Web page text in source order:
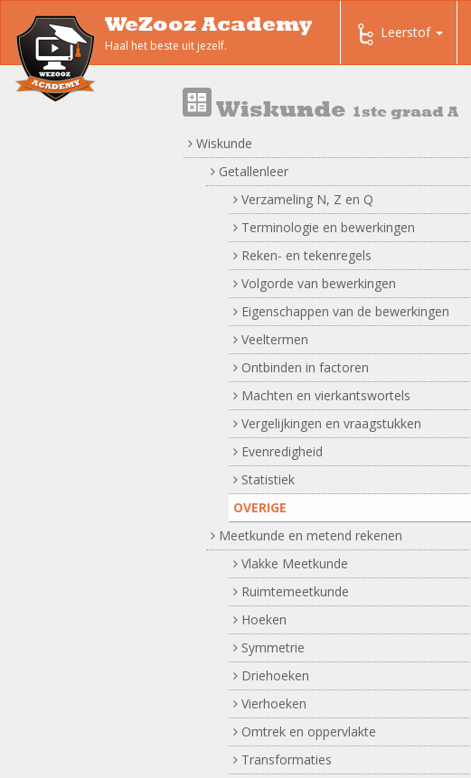
WeZooz Academy
Haal het beste uit jezelf.
Leerstof
Wiskunde 1ste graad A
Wiskunde
Getallenleer
Verzameling N, Z en Q
Terminologie en bewerkingen
Reken- en tekenregels
Volgorde van bewerkingen
Eigenschappen van de bewerkingen
Veeltermen
Ontbinden in factoren
Machten en vierkantswortels
Vergelijkingen en vraagstukken
Evenredigheid
Statistiek
OVERIGE
Meetkunde en metend rekenen
Vlakke Meetkunde
Ruimtemeetkunde
Hoeken
Symmetrie
Driehoeken
Vierhoeken
Omtrek en oppervlakte
Transformaties